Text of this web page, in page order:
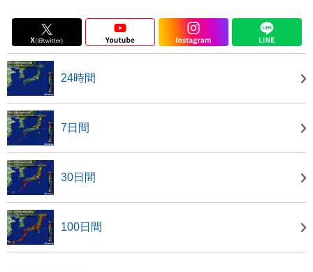
24時間
7日間
30日間
100日間